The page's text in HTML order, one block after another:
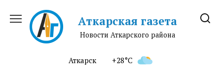
содержанию
Аткарская газета
Новости Аткарского района
Аткарск +28°C